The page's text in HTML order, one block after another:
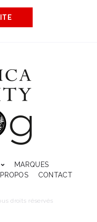
MARQUES
CONTACT
droits réservés